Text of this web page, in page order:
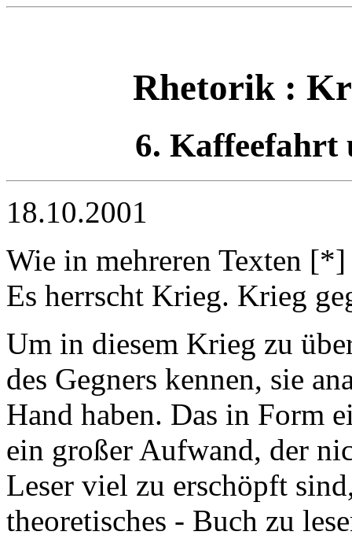
Rhetorik :
6. Kaffeefahrt
18.10.2001
Wie in mehreren Texten
Es herrscht Krieg. Krieg
Um in diesem Krieg zu
des Gegners kennen, sie
Hand haben. Das in Form
ein großer Aufwand, der
Leser viel zu erschöpft
theoretisches - Buch zu